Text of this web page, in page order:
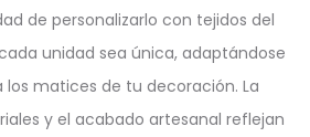
de personalizarlo con tejidos del
unidad sea única, adaptándose
matices de tu decoración. La
y el acabado artesanal reflejan